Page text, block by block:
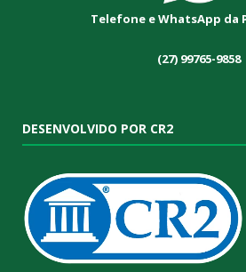
Telefone e WhatsApp da
(27) 99765-9858
DESENVOLVIDO POR CR2